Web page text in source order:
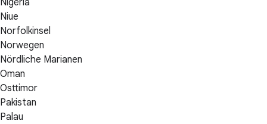
Niue
Norfolkinsel
Norwegen
Nördliche Marianen
Oman
Osttimor
Pakistan
Palau